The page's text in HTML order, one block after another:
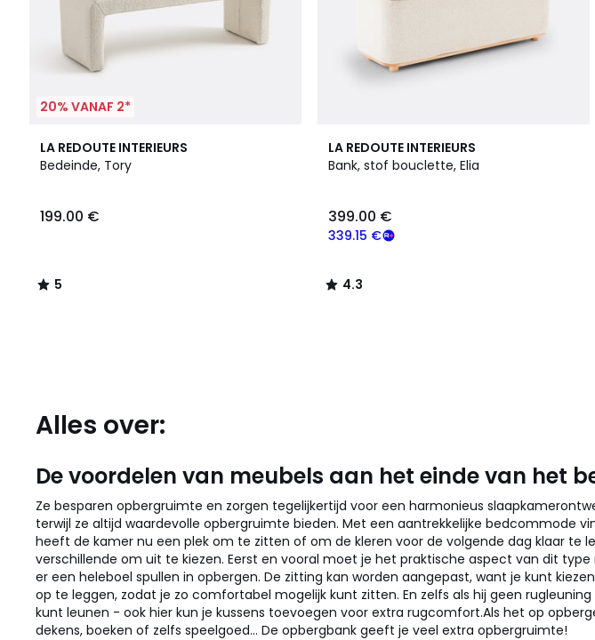
20% VANAF 2*
LA REDOUTE INTERIEURS
Bedeinde, Tory
199.00 €
5
/
5
/
LA REDOUTE INTERIEURS
Bank, stof bouclette, Elia
339.15 €
399.00 €
4.3
/ 5
4.3
/
Alles over:
De voordelen van meubels aan het einde van het
Ze besparen opbergruimte en zorgen tegelijkertijd voor een harmonieus
terwijl ze altijd waardevolle opbergruimte bieden. Met een aantrekkelijke bedcommode
heeft de kamer nu een plek om te zitten of om de kleren voor de volgende dag klaar te
verschillende om uit te kiezen. Eerst en vooral moet je het praktische aspect van dit
er een heleboel spullen in opbergen. De zitting kan worden aangepast, want je kunt
op te leggen, zodat je zo comfortabel mogelijk kunt zitten. En zelfs als hij geen
kunt leunen - ook hier kun je kussens toevoegen voor extra rugcomfort.Als het op
dekens, boeken of zelfs speelgoed... De opbergbank geeft je veel extra opbergruimte!